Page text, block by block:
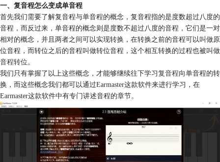
一、复音程怎么变成单音程
首先我们需要了解复音程与单音程的概念，复音程指的是度数超过八度的
音程，而反过来，单音程的概念则是度数不超过八度的音程，它们是一对
相对的概念，并且两者之间可以实现转换，在转换之前的音程可以叫做原
位音程，而转位之后的音程叫做转位音程，这个相互转换的过程也被叫做
音程转位。
我们只有掌握了以上这些概念，才能够继续往下学习复音程向单音程的转
换，而这些概念我们都可以通过Earmaster这款软件来进行学习，在
Earmaster这款软件中有专门讲述音程的章节。